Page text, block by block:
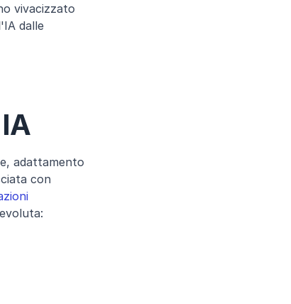
vivacizzato
dalle
adattamento
con